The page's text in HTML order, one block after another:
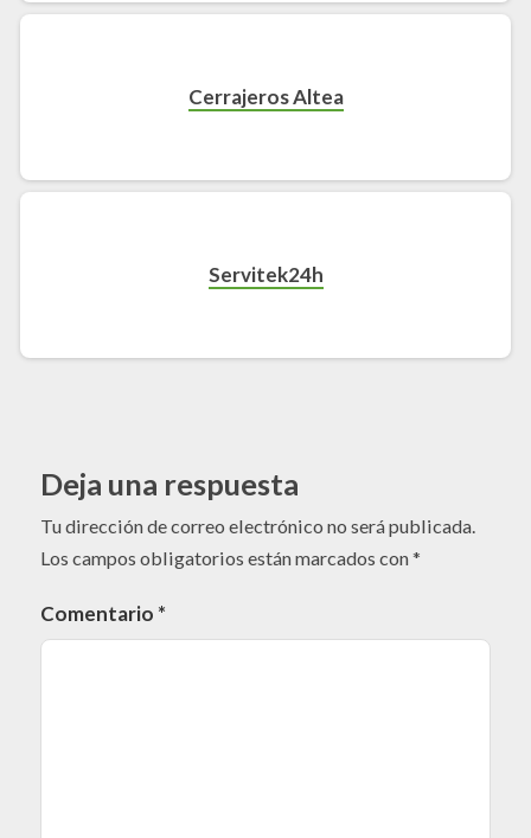
Cerrajeros Altea
Servitek24h
Deja una respuesta
Tu dirección de correo electrónico no será publicada.
Los campos obligatorios están marcados con*
Comentario *